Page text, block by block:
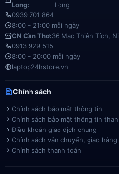
Long:
Long
0939 701 864
8:00 – 21:00 mỗi ngày
CN Cần Thơ:36 Mạc Thiên Tích,
0913 929 515
8:00 – 20:00 mỗi ngày
laptop24hstore.vn
Chính sách
Chính sách bảo mật thông tin
Chính sách bảo mật thông tin
Điều khoản giao dịch chung
Chính sách vận chuyển, giao hàng
Chính sách thanh toán